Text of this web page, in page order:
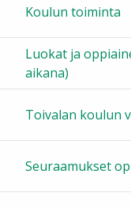
14:00
15:00
16:00
Koulun toiminta
Luokat ja
aikana)
Toivalan koulun
Seuraamukset